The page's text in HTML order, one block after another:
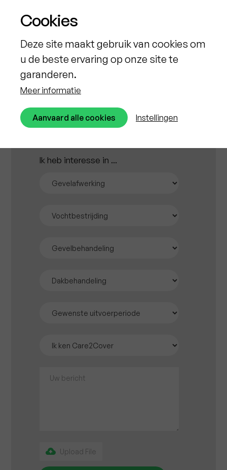
Ik heb interesse in ...
Upload File
Cookies
Deze site maakt gebruik van cookies om
u de beste ervaring op onze site te
garanderen.
Meer informatie
Aanvaard alle cookies Instellingen